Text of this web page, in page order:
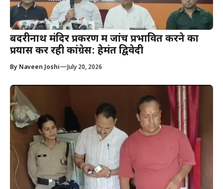
बदरीनाथ मंदिर प्रकरण में जांच प्रभावित करने का
प्रयास कर रही कांग्रेस: हेमंत द्विवेदी
By Naveen Joshi—July 20, 2026